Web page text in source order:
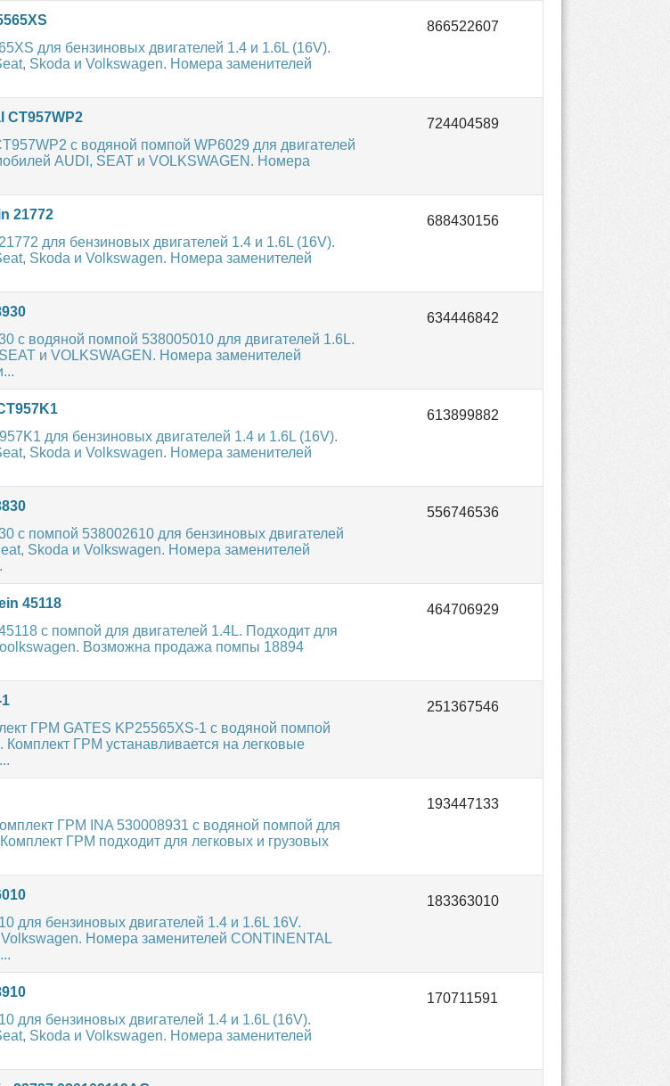
для бензиновых двигателей 1.4 и 1.6L (16V).
Skoda и Volkswagen. Номера заменителей
CT957WP2
с водяной помпой WP6029 для двигателей
AUDI, SEAT и VOLKSWAGEN. Номера
21772
для бензиновых двигателей 1.4 и 1.6L (16V).
Skoda и Volkswagen. Номера заменителей
с водяной помпой 538005010 для двигателей 1.6L.
и VOLKSWAGEN. Номера заменителей
для бензиновых двигателей 1.4 и 1.6L (16V).
Skoda и Volkswagen. Номера заменителей
с помпой 538002610 для бензиновых двигателей
Skoda и Volkswagen. Номера заменителей
45118
с помпой для двигателей 1.4L. Подходит для
Возможна продажа помпы 18894
ГРМ GATES KP25565XS-1 с водяной помпой
Комплект ГРМ устанавливается на легковые
ГРМ INA 530008931 с водяной помпой для
ГРМ подходит для легковых и грузовых
для бензиновых двигателей 1.4 и 1.6L 16V.
Номера заменителей CONTINENTAL
для бензиновых двигателей 1.4 и 1.6L (16V).
Skoda и Volkswagen. Номера заменителей